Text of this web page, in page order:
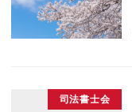
司法書士会